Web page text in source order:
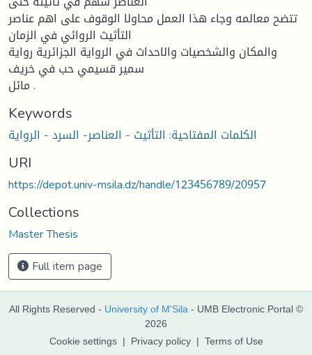
تتضح معالمه وجاء هذا العمل محاولا الوقوف على اهم عناصر
التأثیث الروائي في الزمان
والمكان والشخصیات والاحداث في الروایة الجزائریة روایة
سمیر قسیمي حب في خریف
مائل .
Keywords
الكلمات المفتاحیة: التأثیث - العناصر- السرد - الروایة
URI
https://depot.univ-msila.dz/handle/123456789/20957
Collections
Master Thesis
Full item page
All Rights Reserved - University of M'Sila - UMB Electronic Portal ©
2026
Cookie settings | Privacy policy | Terms of Use